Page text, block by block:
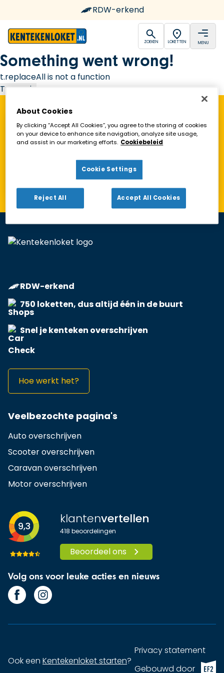
RDW-erkend
open
ZOEKEN LOKETTEN MENU
Something went wrong!
t.replaceAll is not a function
Try again
Vind een Kentekenloket in de buurt!
Toon alleen geopende loketten
RDW-erkend
750 loketten, dus altijd één in de buurt
Snel je kenteken overschrijven
Hoe werkt het?
Veelbezochte pagina's
Auto overschrijven
Scooter overschrijven
Caravan overschrijven
Motor overschrijven
9,3 klantenvertellen
418 beoordelingen
Beoordeel ons
Volg ons voor leuke acties en nieuws
Ook een Kentekenloket starten?
Privacy statement
Gebouwd doorEF2
About Cookies
By clicking “Accept All Cookies”, you agree to the storing of cookies
on your device to enhance site navigation, analyze site usage,
and assist in our marketing efforts. Cookiebeleid
Cookie Settings
Reject All Accept All Cookies